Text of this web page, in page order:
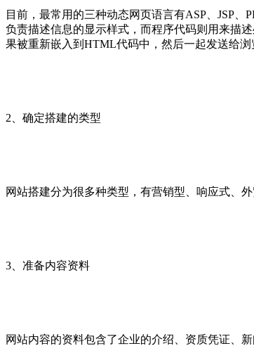
目前，最常用的三种动态网页语言有ASP、JSP
负责描述信息的显示样式，而程序代码则用来描
果被重新嵌入到HTML代码中，然后一起发送给浏
2、确定搭建的类型
网站搭建分为很多种类型，有营销型、响应式、
3、准备内容资料
网站内容的资料包含了企业的介绍、资质凭证、